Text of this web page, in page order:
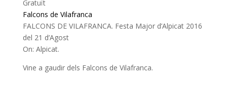
Gratuït
Falcons de Vilafranca
FALCONS DE VILAFRANCA. Festa Major d’Alpicat 2016
del 21 d’Agost
On: Alpicat.
Vine a gaudir dels Falcons de Vilafranca.